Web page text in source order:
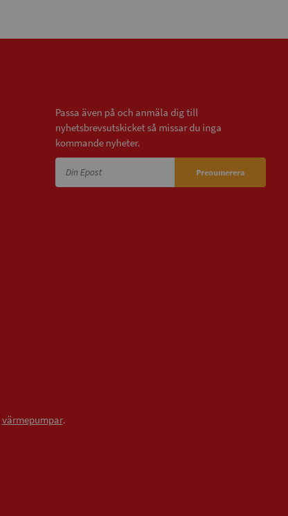
Passa även på och anmäla dig till
nyhetsbrevsutskicket så missar du inga
kommande nyheter.
Prenumerera
värmepumpar.